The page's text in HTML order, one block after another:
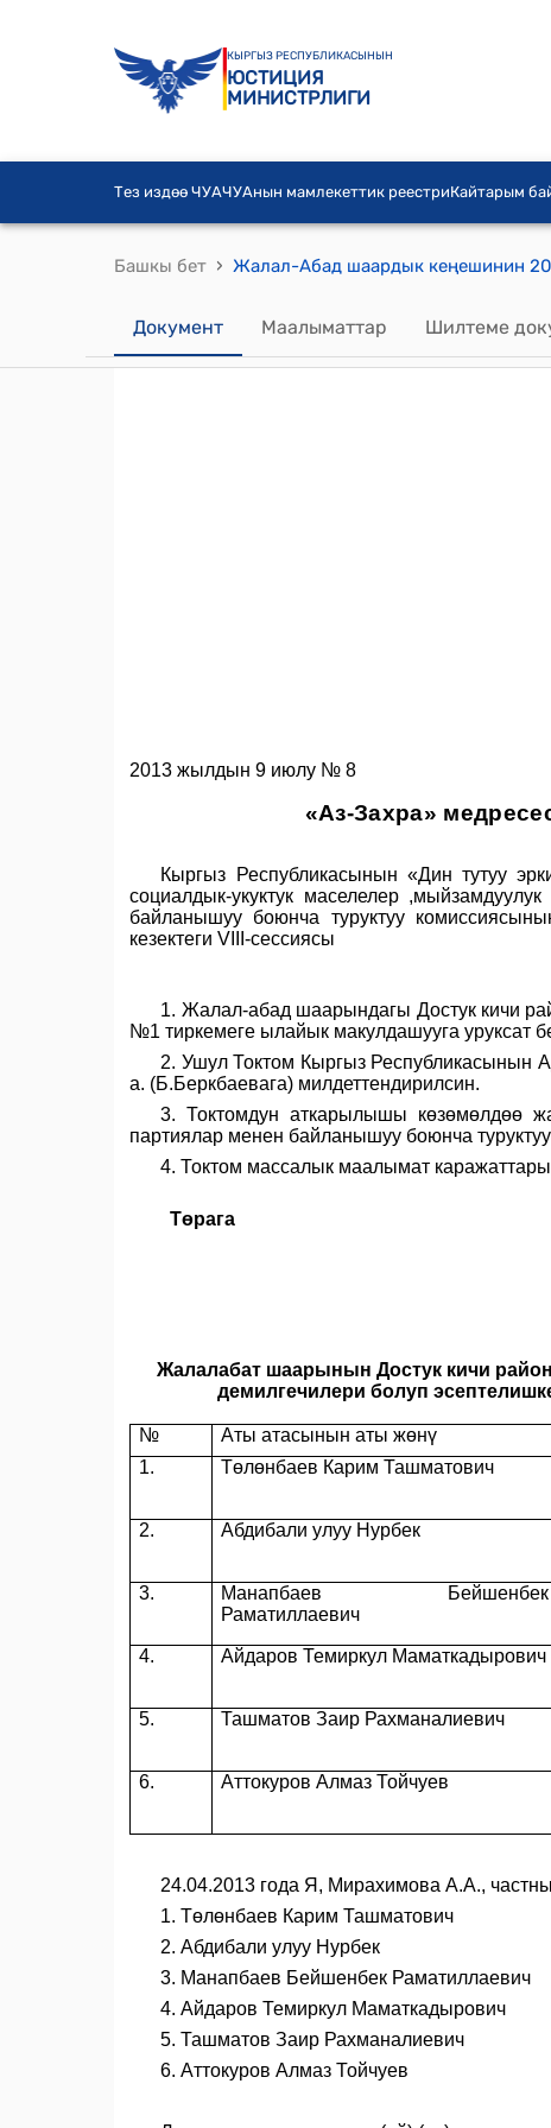
КЫРГЫЗ РЕСПУБЛИКАСЫНЫН
ЮСТИЦИЯ
МИНИСТРЛИГИ
Тез издөө ЧУАЧУАнын мамлекеттик реестриКайтарым
Башкы бет ›
Документ Маалыматтар Шилтеме